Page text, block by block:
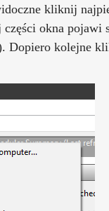
kliknij
okna pojawi
Dopiero kolejne